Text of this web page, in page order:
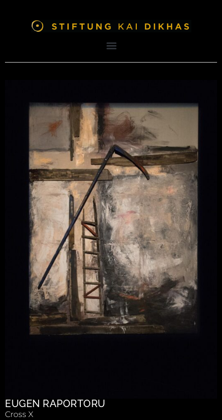
EUGEN RAPORTORU
Cross X